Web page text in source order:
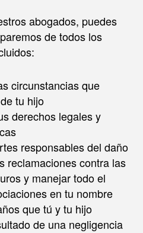
abogados, puedes
de todos los
circunstancias que
tu hijo
derechos legales y
responsables del daño
reclamaciones contra las
y manejar todo el
en tu nombre
que tú y tu hijo
de una negligencia